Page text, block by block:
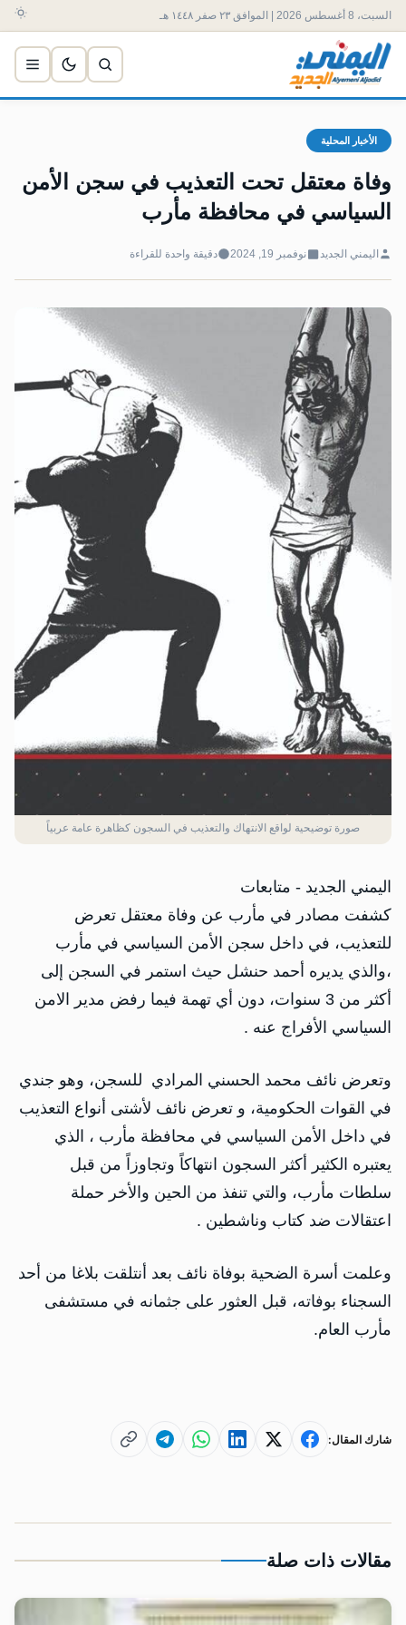
السبت، 8 أغسطس 2026 | الموافق ٢٣ صفر ١٤٤٨ هـ
الأخبار المحلية
وفاة معتقل تحت التعذيب في سجن الأمن
السياسي في محافظة مأرب
اليمني الجديد نوفمبر 19, 2024 دقيقة واحدة للقراءة
صورة توضيحية لواقع الانتهاك والتعذيب في السجون كظاهرة عامة عربياً
اليمني الجديد - متابعات
كشفت مصادر في مأرب عن وفاة معتقل تعرض
للتعذيب، في داخل سجن الأمن السياسي في مأرب
،والذي يديره أحمد حنشل حيث استمر في السجن إلى
أكثر من 3 سنوات، دون أي تهمة فيما رفض مدير الامن
السياسي الأفراج عنه .
وتعرض نائف محمد الحسني المرادي للسجن، وهو جندي
في القوات الحكومية، و تعرض نائف لأشتى أنواع التعذيب
في داخل الأمن السياسي في محافظة مأرب ، الذي
يعتبره الكثير أكثر السجون انتهاكاً وتجاوزاً من قبل
سلطات مأرب، والتي تنفذ من الحين والأخر حملة
اعتقالات ضد كتاب وناشطين .
وعلمت أسرة الضحية بوفاة نائف بعد أنتلقت بلاغا من أحد
السجناء بوفاته، قبل العثور على جثمانه في مستشفى
مأرب العام.
شارك المقال:
مقالات ذات صلة